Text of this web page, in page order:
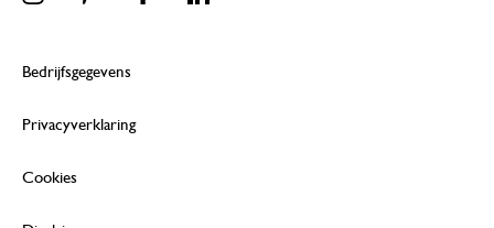
Bedrijfsgegevens
Privacyverklaring
Cookies